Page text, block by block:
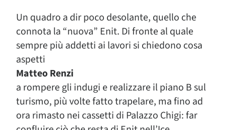
Un quadro a dir poco desolante, quello che
connota la “nuova” Enit. Di fronte al quale
sempre più addetti ai lavori si chiedono cosa
aspetti
Matteo Renzi
a rompere gli indugi e realizzare il piano B sul
turismo, più volte fatto trapelare, ma fino ad
ora rimasto nei cassetti di Palazzo Chigi: far